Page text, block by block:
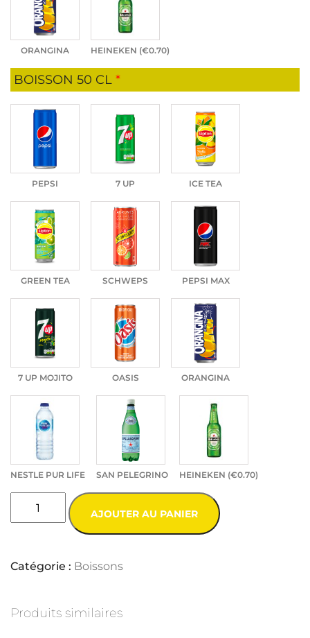
ORANGINA HEINEKEN (€0.70)
BOISSON 50 CL *
PEPSI 7 UP ICE TEA
GREEN TEA SCHWEPS PEPSI MAX
7 UP MOJITO OASIS ORANGINA
NESTLE PUR LIFE SAN PELEGRINO HEINEKEN (€0.70)
AJOUTER AU PANIER
Catégorie : Boissons
Produits similaires